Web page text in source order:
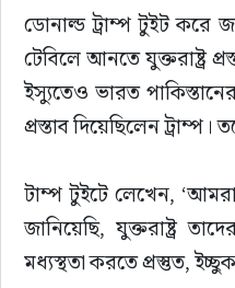
ডোনাল্ড ট্রাম্প টুইট করে
টেবিলে আনতে যুক্তরাষ্ট্র
ইস্যুতেও ভারত
প্রস্তাব দিয়েছিলেন
টাম্প টুইটে লেখেন,
জানিয়েছি, যুক্তরাষ্ট্র
মধ্যস্থতা করতে প্রস্তুত,